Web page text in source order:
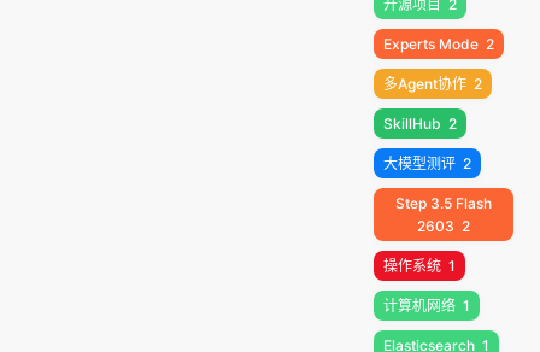
开源项目 2
Experts Mode 2
多Agent协作 2
SkillHub 2
大模型测评 2
Step 3.5 Flash
2603 2
操作系统 1
计算机网络 1
Elasticsearch 1